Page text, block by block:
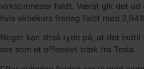
virksomheder faldt. Værst gik det ud
hvis aktiekurs fredag faldt med
Noget kan altså tyde på, at det
ses som et offensivt træk fra Tesla.